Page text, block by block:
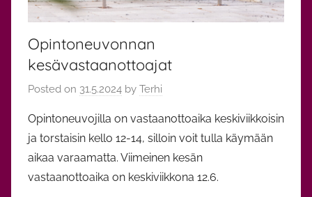
Opintoneuvonnan
kesävastaanottoajat
Posted on 31.5.2024 by Terhi
Opintoneuvojilla on vastaanottoaika keskiviikkoisin
ja torstaisin kello 12-14, silloin voit tulla käymään
aikaa varaamatta. Viimeinen kesän
vastaanottoaika on keskiviikkona 12.6.